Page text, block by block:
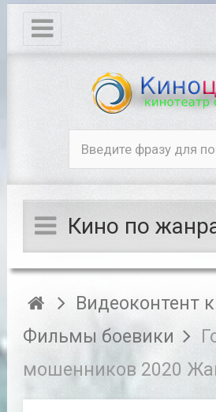
Кино по
Видеоконтент
Фильмы боевики
мошенников 2020